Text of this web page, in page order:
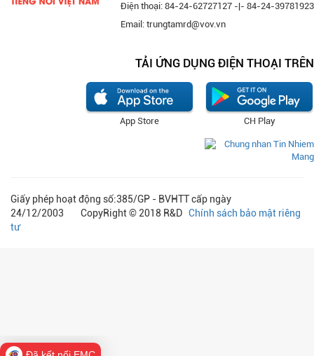
Điện thoại: 84-24-62727127 -|- 84-24-39781923
Email: trungtamrd@vov.vn
TẢI ỨNG DỤNG ĐIỆN THOẠI TRÊN
CH Play
App Store
Giấy phép hoạt động số:385/GP - BVHTT cấp ngày
24/12/2003 CopyRight © 2018 R&D Chính sách bảo mật riêng
tư